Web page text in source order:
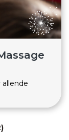
allende